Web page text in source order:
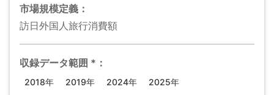
市場規模定義：
訪日外国人旅行消費額
収録データ範囲 * ：
2018年 2019年 2024年 2025年